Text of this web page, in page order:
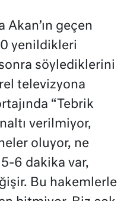
Akan’ın geçen
0 yenildikleri
söylediklerini
televizyona
“Tebrik
verilmiyor,
oluyor, ne
6 dakika var,
Bu hakemlerle